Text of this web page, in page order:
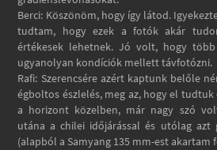
Berci: Köszönöm, hogy így látod.
tudtam, hogy ezek a fotók akár
értékesek lehetnek. Jó volt, hogy
ugyanolyan kondíciók mellett távfotózni.
Rafi: Szerencsére azért kaptunk belőle
égboltos észlelés, meg az, hogy el
a horizont közelben, már nagy szó
utána a chilei időjárással és utólag azt
(alapból a Samyang 135 mm-est akartam